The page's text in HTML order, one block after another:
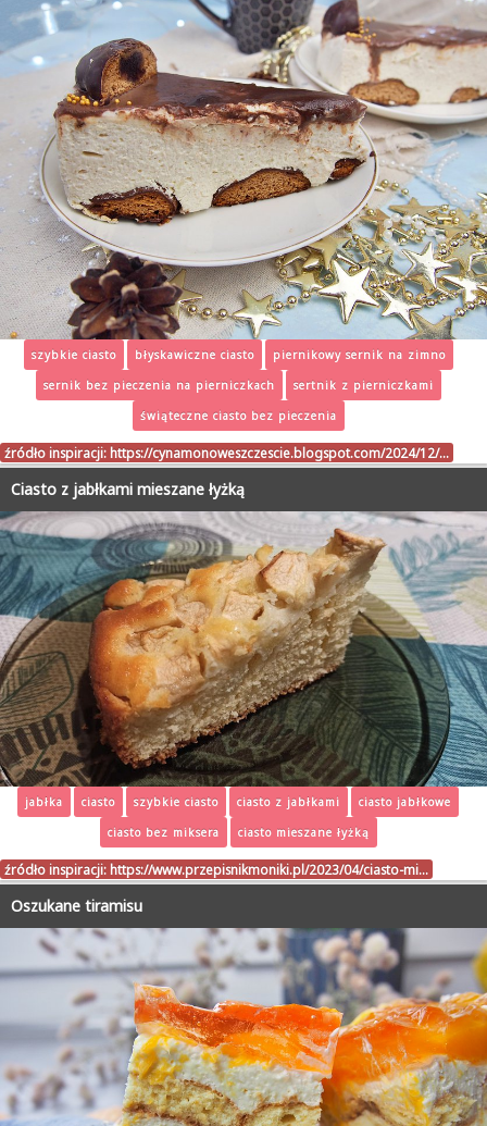
szybkie ciasto błyskawiczne ciasto
piernikowy sernik na zimno
sernik bez pieczenia na pierniczkach
sertnik z pierniczkami
świąteczne ciasto bez pieczenia
źródło inspiracji: https://cynamonoweszczescie.blogspot.com/2024/12/…
Ciasto z jabłkami mieszane łyżką
jabłka ciasto szybkie ciasto ciasto z jabłkami
ciasto jabłkowe
ciasto bez miksera
ciasto mieszane łyżką
źródło inspiracji: https://www.przepisnikmoniki.pl/2023/04/ciasto-mi…
Oszukane tiramisu